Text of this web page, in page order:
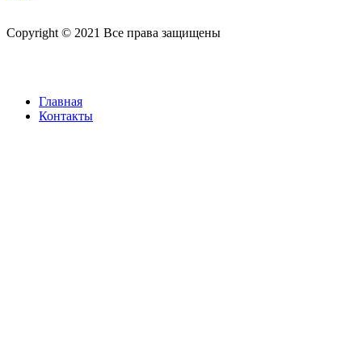
Copyright © 2021 Все права защищены
Главная
Контакты